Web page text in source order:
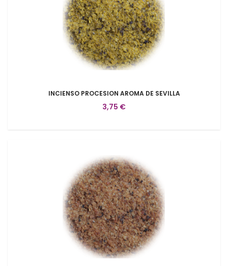
INCIENSO PROCESION AROMA DE SEVILLA
3,75 €